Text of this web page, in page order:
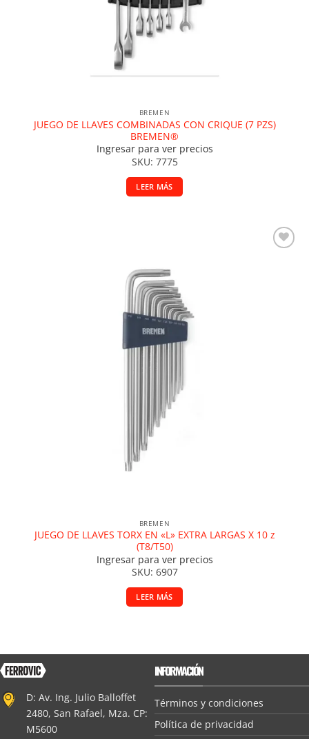
BREMEN
JUEGO DE LLAVES COMBINADAS CON CRIQUE (7 PZS)
BREMEN®
Ingresar para ver precios
SKU: 7775
LEER MÁS
BREMEN
JUEGO DE LLAVES TORX EN «L» EXTRA LARGAS X 10 z
(T8/T50)
Ingresar para ver precios
SKU: 6907
LEER MÁS
D: Av. Ing. Julio Balloffet
2480, San Rafael, Mza. CP:
M5600
INFORMACIÓN
Términos y condiciones
Política de privacidad